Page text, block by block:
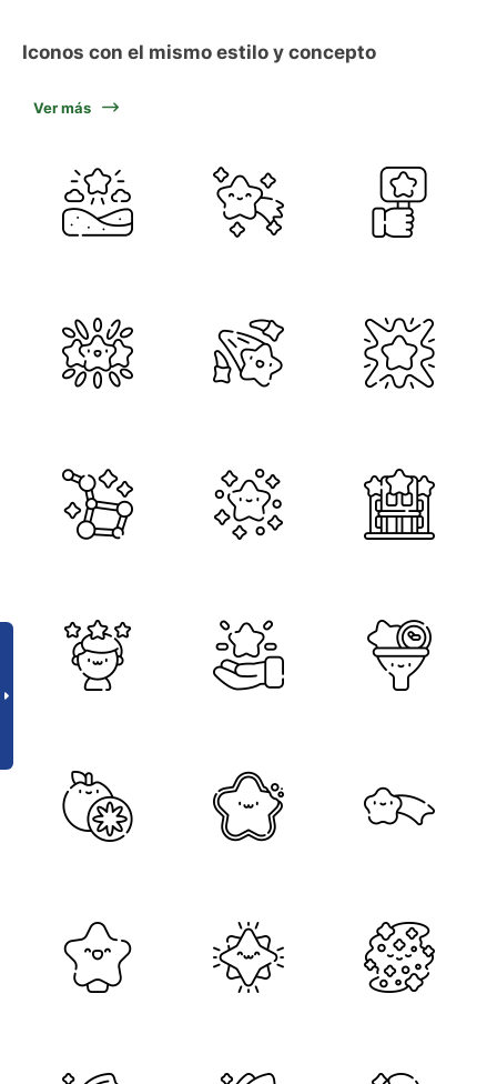
Iconos con el mismo estilo y concepto
Ver más